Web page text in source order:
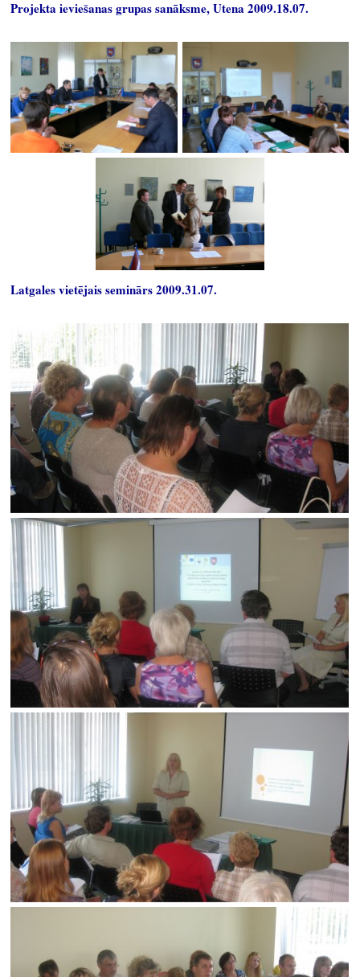
Projekta ieviešanas grupas sanāksme, Utena 2009.18.07.
Latgales vietējais seminārs 2009.31.07.